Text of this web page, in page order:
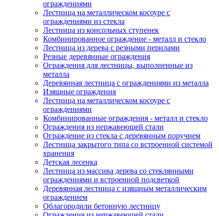
ограждениями
Лестница на металлическом косоуре с
ограждениями из стекла
Лестница из консольных ступенек
Комбинированное ограждение - металл и стекло
Лестница из дерева с резными перилами
Резные деревянные ограждения
Ограждения для лестницы, выполненные из
металла
Деревянная лестница с ограждениями из металла
Изящные ограждения
Лестница на металлическом косоуре с
ограждениями
Комбинированные ограждения - металл и стекло
Ограждения из нержавеющей стали
Ограждение из стекла с деревянным поручнем
Лестница закрытого типа со встроенной системой
хранения
Детская лесенка
Лестница из массива дерева со стеклянными
ограждениями и встроенной подсветкой
Деревянная лестница с изящным металлическим
ограждением
Облагородили бетонную лестницу